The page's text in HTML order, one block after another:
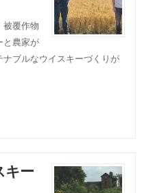
被覆作物
と農家が
ブルなウイスキーづくりが
キー